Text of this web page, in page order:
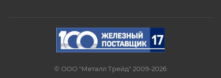
© ООО "Металл Трейд" 2009-2026